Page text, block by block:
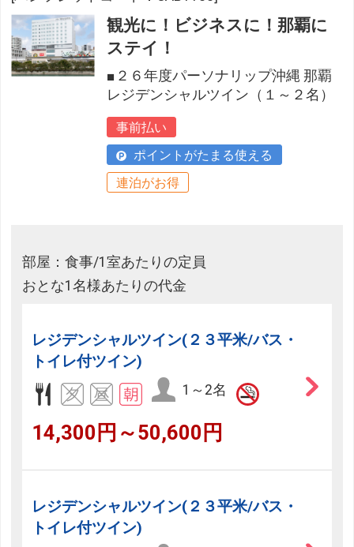
観光に！ビジネスに！那覇に
ステイ！
■２６年度パーソナリップ沖縄 那覇
レジデンシャルツイン（１～２名）
事前払い
ポイントがたまる使える
連泊がお得
部屋：食事/1室あたりの定員
おとな1名様あたりの代金
レジデンシャルツイン(２３平米/バス・
トイレ付ツイン)
1～2名
14,300円～50,600円
レジデンシャルツイン(２３平米/バス・
トイレ付ツイン)